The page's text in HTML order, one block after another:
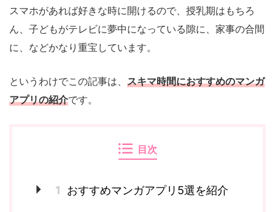
スマホがあれば好きな時に開けるので、授乳期はもちろ
ん、子どもがテレビに夢中になっている隙に、家事の合間
に、などかなり重宝しています。
というわけでこの記事は、 スキマ時間におすすめのマンガ
アプリの紹介です。
目次
1 おすすめマンガアプリ5選を紹介